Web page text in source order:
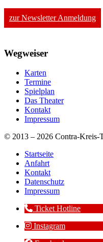
zur Newsletter Anmeldung
Wegweiser
Karten
Termine
Spielplan
Das Theater
Kontakt
Impressum
© 2013 – 2026 Contra-Kreis-
Startseite
Anfahrt
Kontakt
Datenschutz
Impressum
Ticket Hotline
Instagram